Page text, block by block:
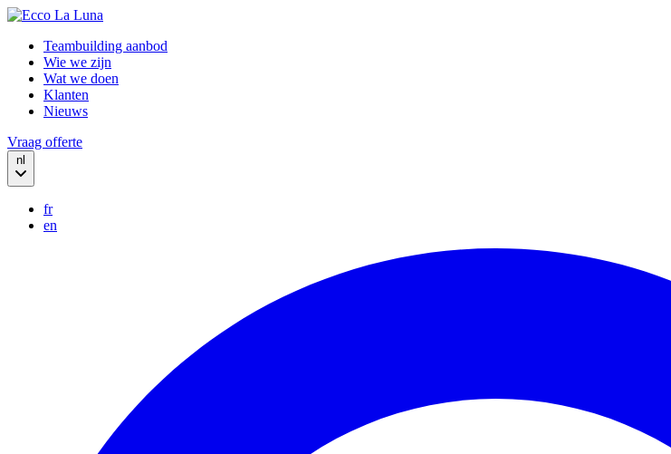
Teambuilding aanbod
Wie we zijn
Wat we doen
Klanten
Nieuws
Vraag offerte
nl
fr
en